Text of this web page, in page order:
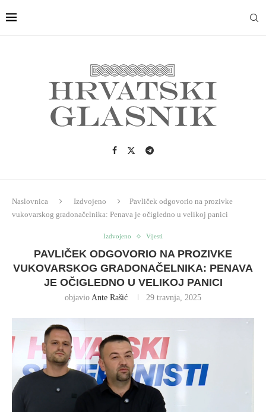
Naslovnica Izdvojeno
Pavliček odgovorio na prozivke
vukovarskog gradonačelnika: Penava je očigledno u velikoj panici
Izdvojeno Vijesti
PAVLIČEK ODGOVORIO NA PROZIVKE
VUKOVARSKOG GRADONAČELNIKA: PENAVA
JE OČIGLEDNO U VELIKOJ PANICI
objavio Ante Rašić 29 travnja, 2025